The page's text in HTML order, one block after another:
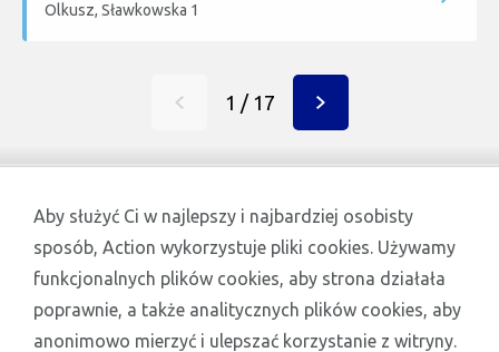
Aby służyć Ci w najlepszy i najbardziej osobisty
sposób, Action wykorzystuje pliki cookies. Używamy
funkcjonalnych plików cookies, aby strona działała
poprawnie, a także analitycznych plików cookies, aby
anonimowo mierzyć i ulepszać korzystanie z witryny.
Olkusz, Sławkowska 1
«
1 / 17
Dalej
»